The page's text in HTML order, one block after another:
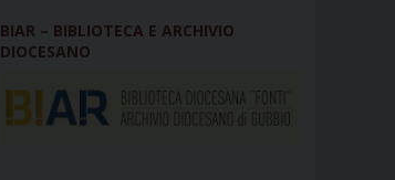
BIAR – BIBLIOTECA E ARCHIVIO
DIOCESANO